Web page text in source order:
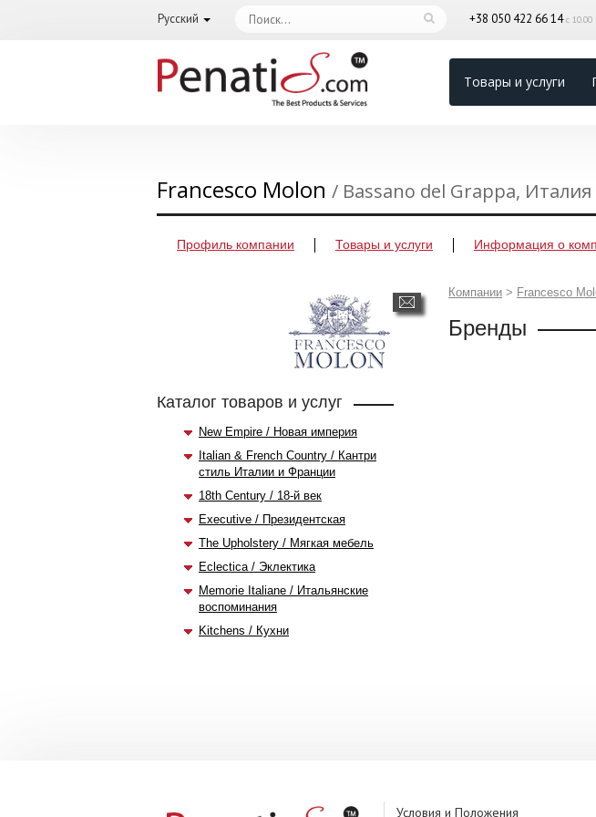
Русский +38 050 422 66 14с 10.00
Товары и услуги
Francesco Molon / Bassano del Grappa, Италия
Профиль компании Товары и услуги Информация о
Каталог товаров и услуг
New Empire / Новая империя
Italian & French Country / Кантри
стиль Италии и Франции
18th Century / 18-й век
Executive / Президентская
The Upholstery / Мягкая мебель
Eclectica / Эклектика
Memorie Italiane / Итальянские
воспоминания
Kitchens / Кухни
Компании > Francesco
Бренды
Условия и Положения